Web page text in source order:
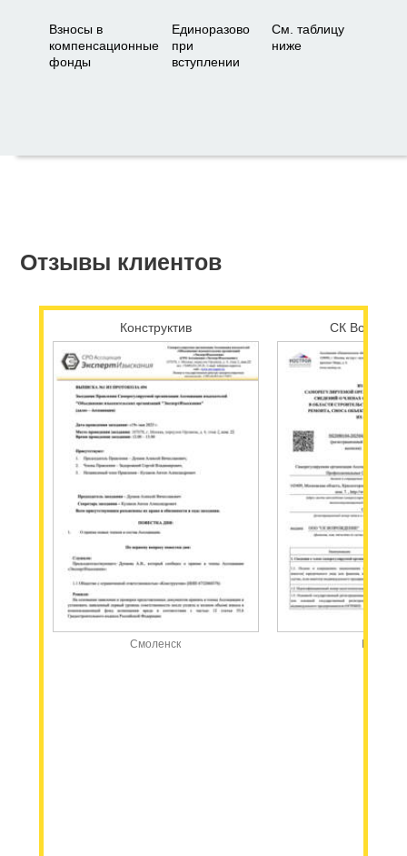
Взносы в
компенсационные
фонды
Единоразово
при
вступлении
См. таблицу
ниже
Отзывы клиентов
Конструктив
Смоленск
СК
Москва